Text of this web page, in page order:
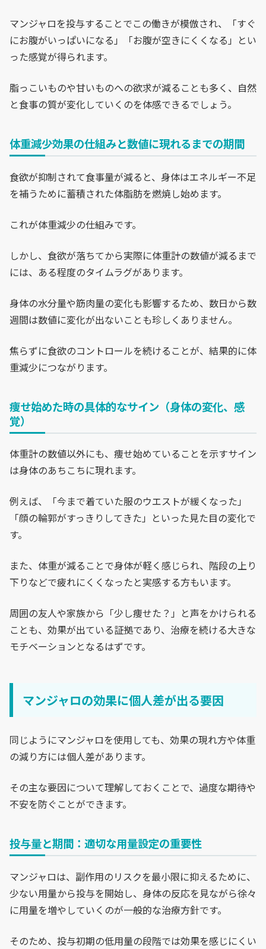
マンジャロを投与することでこの働きが模倣され、「すぐ
にお腹がいっぱいになる」「お腹が空きにくくなる」とい
った感覚が得られます。
脂っこいものや甘いものへの欲求が減ることも多く、自然
と食事の質が変化していくのを体感できるでしょう。
体重減少効果の仕組みと数値に現れるまでの期間
食欲が抑制されて食事量が減ると、身体はエネルギー不足
を補うために蓄積された体脂肪を燃焼し始めます。
これが体重減少の仕組みです。
しかし、食欲が落ちてから実際に体重計の数値が減るまで
には、ある程度のタイムラグがあります。
身体の水分量や筋肉量の変化も影響するため、数日から数
週間は数値に変化が出ないことも珍しくありません。
焦らずに食欲のコントロールを続けることが、結果的に体
重減少につながります。
痩せ始めた時の具体的なサイン（身体の変化、感
覚）
体重計の数値以外にも、痩せ始めていることを示すサイン
は身体のあちこちに現れます。
例えば、「今まで着ていた服のウエストが緩くなった」
「顔の輪郭がすっきりしてきた」といった見た目の変化で
す。
また、体重が減ることで身体が軽く感じられ、階段の上り
下りなどで疲れにくくなったと実感する方もいます。
周囲の友人や家族から「少し痩せた？」と声をかけられる
ことも、効果が出ている証拠であり、治療を続ける大きな
モチベーションとなるはずです。
マンジャロの効果に個人差が出る要因
同じようにマンジャロを使用しても、効果の現れ方や体重
の減り方には個人差があります。
その主な要因について理解しておくことで、過度な期待や
不安を防ぐことができます。
投与量と期間：適切な用量設定の重要性
マンジャロは、副作用のリスクを最小限に抑えるために、
少ない用量から投与を開始し、身体の反応を見ながら徐々
に用量を増やしていくのが一般的な治療方針です。
そのため、投与初期の低用量の段階では効果を感じにくい